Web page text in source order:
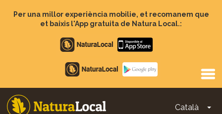
Per una millor experiència mobilie, et recomanem que
et baixis l'App gratuita de Natura Local.:
Apple
store
Google
Play
Català